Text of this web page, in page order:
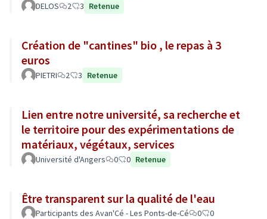
DELOS 2 3 Retenue
Création de "cantines" bio , le repas à 3
euros
PIETRI 2 3 Retenue
Lien entre notre université, sa recherche et
le territoire pour des expérimentations de
matériaux, végétaux, services
Université d'Angers 0 0 Retenue
Être transparent sur la qualité de l'eau
Participants des Avan'Cé - Les Ponts-de-Cé 0
0